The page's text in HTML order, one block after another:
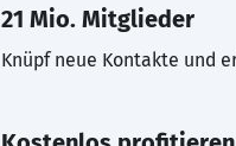
21 Mio. Mitglieder
Knüpf neue Kontakte und